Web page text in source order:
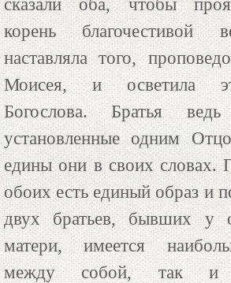
сказали оба, чтобы
корень благочестивой
наставляла того,
Моисея, и осветила
Богослова. Братья
установленные одним
едины они в своих словах.
обоих есть единый образ и
двух братьев, бывших у
матери, имеется
между собой, так и